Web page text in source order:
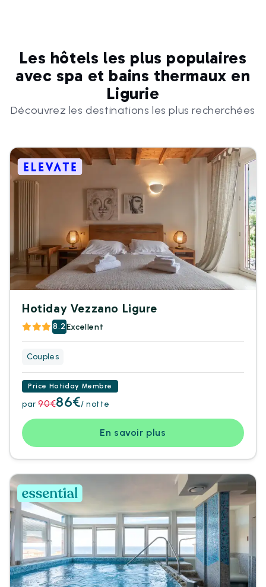
Les hôtels les plus populaires
avec spa et bains thermaux en
Ligurie
Découvrez les destinations les plus recherchées
Hotiday Vezzano Ligure
8.2Excellent
Couples
Price Hotiday Membre
par 90€86€/ notte
En savoir plus